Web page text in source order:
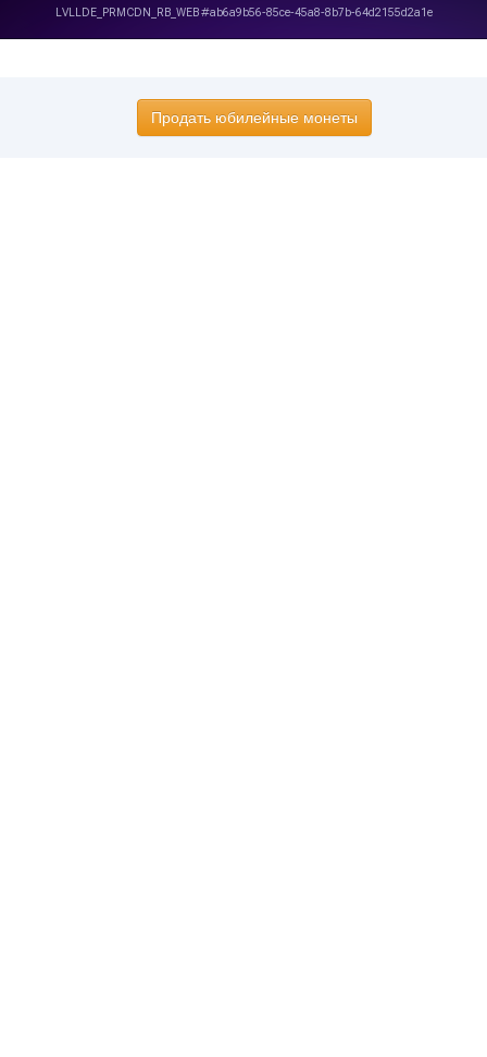
Продать юбилейные монеты